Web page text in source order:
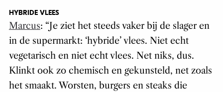
HYBRIDE VLEES
Marcus: “Je ziet het steeds vaker bij de slager en
in de supermarkt: ‘hybride’ vlees. Niet echt
vegetarisch en niet echt vlees. Net niks, dus.
Klinkt ook zo chemisch en gekunsteld, net zoals
het smaakt. Worsten, burgers en steaks die